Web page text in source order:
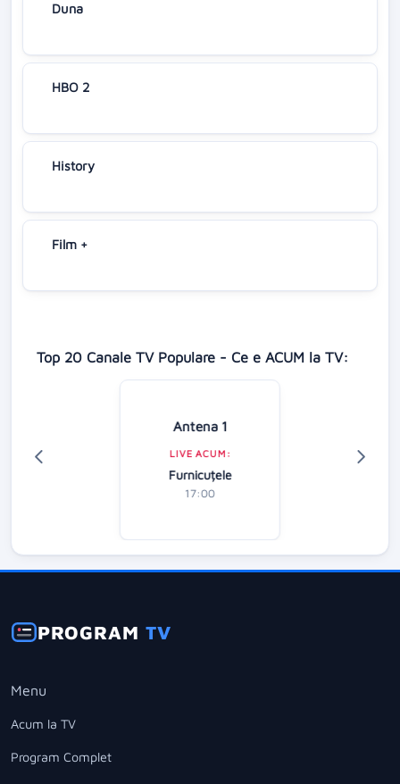
Duna
HBO 2
History
Film +
Top 20 Canale TV Populare - Ce e ACUM la TV:
Antena 1
LIVE ACUM:
Furnicuțele
17:00
PROGRAMTV
Menu
Acum la TV
Program Complet